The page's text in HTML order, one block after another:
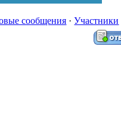
сообщения ·Участники